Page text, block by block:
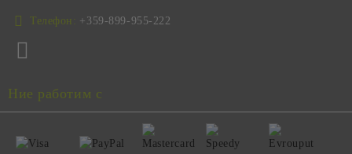
Телефон: +359-899-955-222
Ние работим с